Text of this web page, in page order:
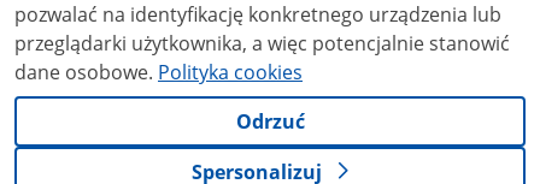
pozwalać na identyfikację konkretnego urządzenia lub
przeglądarki użytkownika, a więc potencjalnie stanowić
dane osobowe. Polityka cookies
Odrzuć
Spersonalizuj